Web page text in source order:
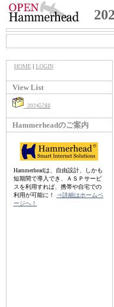
HOME| LOGIN
View List
2024記録
Hammerheadのご案内
Hammerheadは、自由設計、しかも
短期間で導入でき、ＡＳＰサービ
スを利用すれば、携帯や自宅での
利用が可能に！
⇒詳細はホームペ
ージへ！